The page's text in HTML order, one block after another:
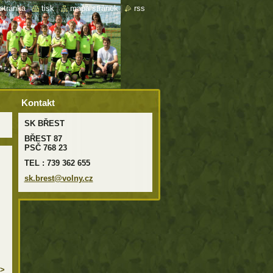
Kontakt
SK BŘEST
BŘEST 87
PSČ 768 23
TEL : 739 362 655
sk.brest@volny.cz
| tisk | mapa stránek | rss